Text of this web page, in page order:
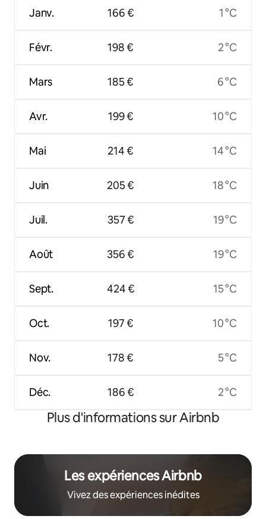
Janv.
Févr.
Mars
Avr.
Mai
Juin
Juil.
Août
Sept.
Oct.
Nov.
Déc.
166 €
198 €
185 €
199 €
214 €
205 €
357 €
356 €
424 €
197 €
178 €
186 €
1 °C
2 °C
6 °C
10 °C
14 °C
18 °C
19 °C
19 °C
15 °C
10 °C
5 °C
2 °C
Plus d'informations sur Airbnb
Les expériences Airbnb
Vivez des expériences inédites